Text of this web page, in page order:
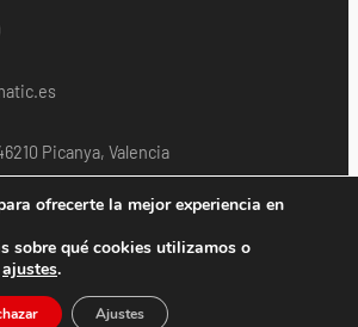
Picanya, Valencia
DE INFORMACIÓN
– Copyright © – 2024
ofrecerte la mejor experiencia en
sobre qué cookies utilizamos o
ajustes.
Ajustes